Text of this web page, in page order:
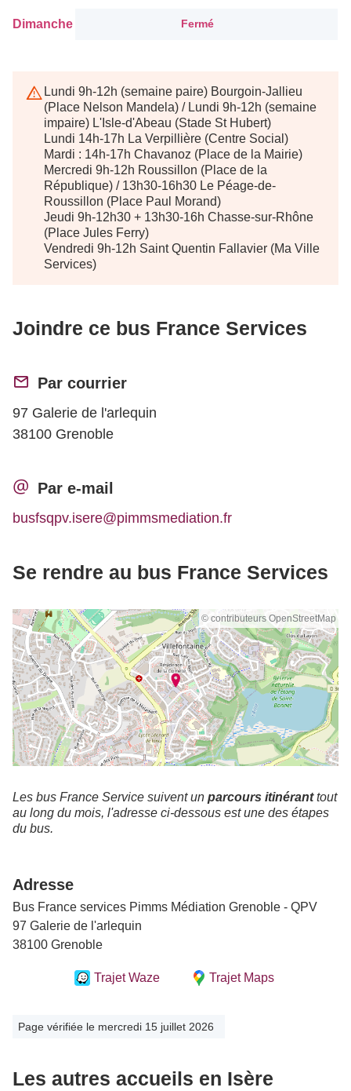
Dimanche Fermé
Lundi 9h-12h (semaine paire) Bourgoin-Jallieu
(Place Nelson Mandela) / Lundi 9h-12h (semaine
impaire) L'Isle-d'Abeau (Stade St Hubert)
Lundi 14h-17h La Verpillière (Centre Social)
Mardi : 14h-17h Chavanoz (Place de la Mairie)
Mercredi 9h-12h Roussillon (Place de la
République) / 13h30-16h30 Le Péage-de-
Roussillon (Place Paul Morand)
Jeudi 9h-12h30 + 13h30-16h Chasse-sur-Rhône
(Place Jules Ferry)
Vendredi 9h-12h Saint Quentin Fallavier (Ma Ville
Services)
Joindre ce bus France Services
Par courrier
97 Galerie de l'arlequin
38100 Grenoble
Par e-mail
busfsqpv.isere@pimmsmediation.fr
Se rendre au bus France Services
© contributeurs OpenStreetMap
Les bus France Service suivent un parcours itinéranttout
au long du mois, l'adresse ci-dessous est une des étapes
du bus.
Adresse
Bus France services Pimms Médiation Grenoble - QPV
97 Galerie de l'arlequin
38100 Grenoble
Trajet Waze Trajet Maps
Page vérifiée le mercredi 15 juillet 2026
Les autres accueils en Isère